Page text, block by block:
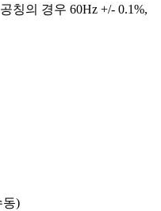
칭의 경우 60Hz +/- 0.1%,
동)